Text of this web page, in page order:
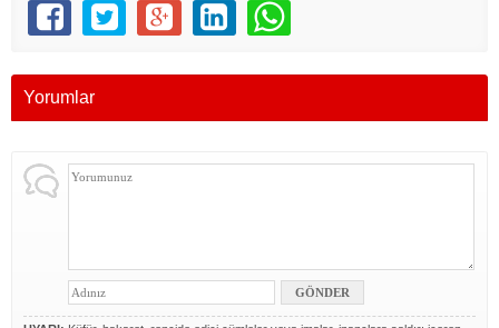
Yorumlar